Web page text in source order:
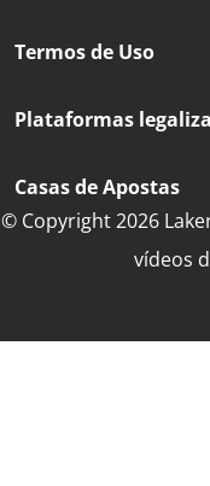
Termos de Uso
Plataformas
Casas de Apostas
© Copyright 2026
vídeos